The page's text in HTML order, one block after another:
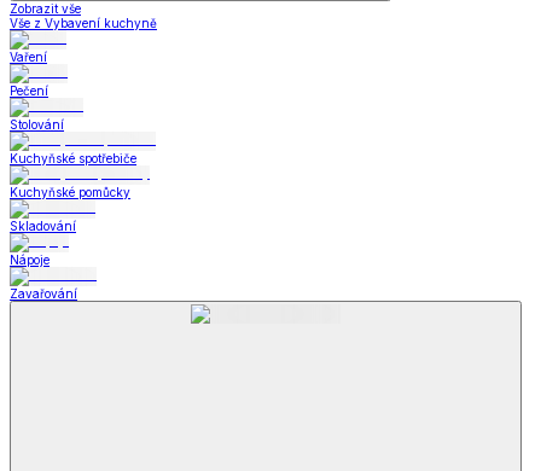
Zobrazit vše
Vše z Vybavení kuchyně
Vaření
Pečení
Stolování
Kuchyňské spotřebiče
Kuchyňské pomůcky
Skladování
Nápoje
Zavařování